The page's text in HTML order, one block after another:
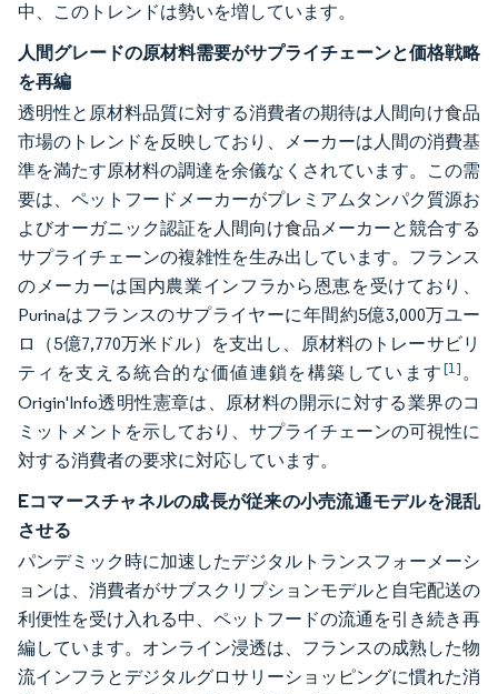
中、このトレンドは勢いを増しています。
人間グレードの原材料需要がサプライチェーンと価格戦略
を再編
透明性と原材料品質に対する消費者の期待は人間向け食品
市場のトレンドを反映しており、メーカーは人間の消費基
準を満たす原材料の調達を余儀なくされています。この需
要は、ペットフードメーカーがプレミアムタンパク質源お
よびオーガニック認証を人間向け食品メーカーと競合する
サプライチェーンの複雑性を生み出しています。フランス
のメーカーは国内農業インフラから恩恵を受けており、
Purinaはフランスのサプライヤーに年間約5億3,000万ユー
ロ（5億7,770万米ドル）を支出し、原材料のトレーサビリ
ティを支える統合的な価値連鎖を構築しています[1]。
Origin'Info透明性憲章は、原材料の開示に対する業界のコ
ミットメントを示しており、サプライチェーンの可視性に
対する消費者の要求に対応しています。
Eコマースチャネルの成長が従来の小売流通モデルを混乱
させる
パンデミック時に加速したデジタルトランスフォーメーシ
ョンは、消費者がサブスクリプションモデルと自宅配送の
利便性を受け入れる中、ペットフードの流通を引き続き再
編しています。オンライン浸透は、フランスの成熟した物
流インフラとデジタルグロサリーショッピングに慣れた消